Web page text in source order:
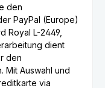
den
PayPal (Europe)
Royal L-2449,
dient
den
Mit Auswahl und
via